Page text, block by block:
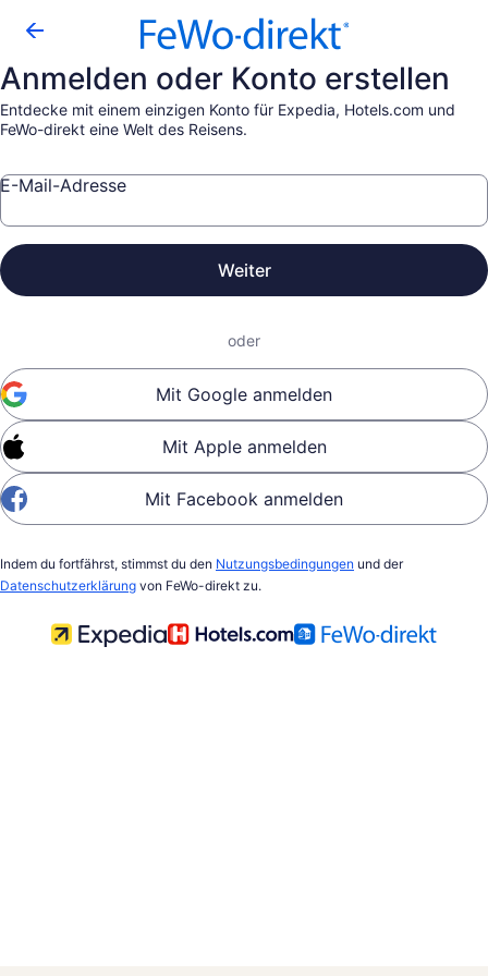
Anmelden oder Konto erstellen
Entdecke mit einem einzigen Konto für Expedia, Hotels.com und
FeWo-direkt eine Welt des Reisens.
E-Mail-Adresse
Weiter
oder
Mit Google anmelden
Mit Apple anmelden
Mit Facebook anmelden
Indem du fortfährst, stimmst du den Nutzungsbedingungen und der
Datenschutzerklärung von FeWo-direkt zu.